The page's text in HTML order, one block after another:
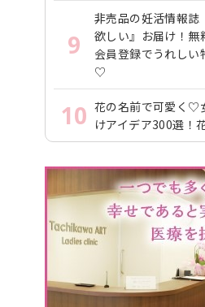
9
非売品の妊活情報誌
欲しい』お届け！無
会員登録でうれしい
♡
10 花の名前で可愛く♡
けアイデア300選！